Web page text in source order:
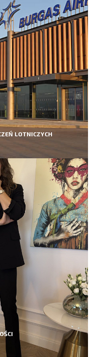
LOTNICZYCH